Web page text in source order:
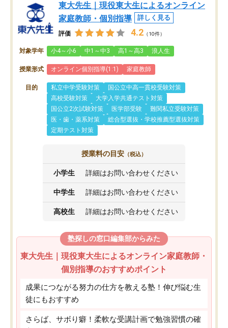
東大先生｜現役東大生によるオンライン
家庭教師・個別指導
詳しく見る
評価 4.2 （10件）
対象学年 小4～小6 中1～中3 高1～高3 浪人生
授業形式 オンライン個別指導(1:1) 家庭教師
目的 私立中学受験対策
国公立中高一貫校受験対策
高校受験対策
大学入学共通テスト対策
国公立2次試験対策
医学部受験
難関私立受験対策
医・歯・薬系対策
総合型選抜・学校推薦型選抜対策
定期テスト対策
授業料の目安 （税込）
小学生 詳細はお問い合わせください
中学生 詳細はお問い合わせください
高校生 詳細はお問い合わせください
塾探しの窓口編集部からみた
東大先生｜現役東大生によるオンライン家庭教師・
個別指導のおすすめポイント
成果につながる努力の仕方を教える塾！伸び悩む生
徒にもおすすめ
さらば、サボり癖！柔軟な受講計画で勉強習慣の確